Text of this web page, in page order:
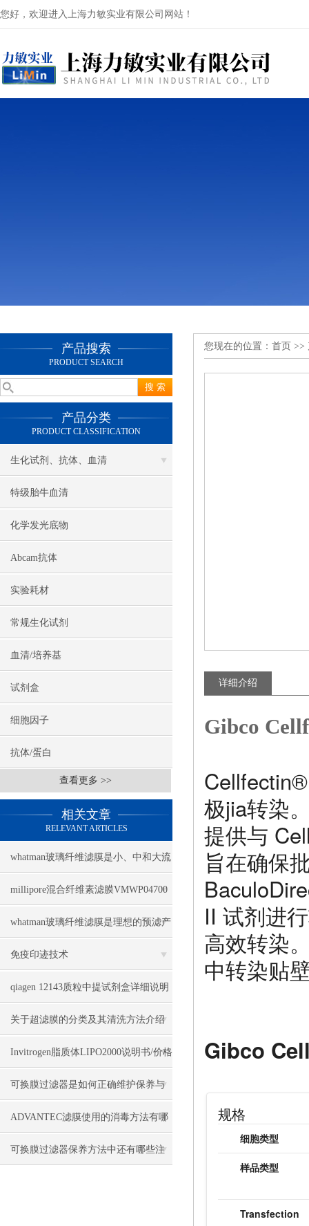
您好，欢迎进入上海力敏实业有限公司网站！
产品搜索
PRODUCT SEARCH
产品分类
PRODUCT CLASSIFICATION
生化试剂、抗体、血清
特级胎牛血清
化学发光底物
Abcam抗体
实验耗材
常规生化试剂
血清/培养基
试剂盒
细胞因子
抗体/蛋白
查看更多 >>
相关文章
RELEVANT ARTICLES
whatman玻璃纤维滤膜是小、中和大流
量手工法采样的理想滤膜
millipore混合纤维素滤膜VMWP04700
技术参数
whatman玻璃纤维滤膜是理想的预滤产
品
免疫印迹技术
qiagen 12143质粒中提试剂盒详细说明
关于超滤膜的分类及其清洗方法介绍
Invitrogen脂质体LIPO2000说明书/价格
可换膜过滤器是如何正确维护保养与
维护保养的？
ADVANTEC滤膜使用的消毒方法有哪
些
可换膜过滤器保养方法中还有哪些注
您现在的位置： 首页 >>
详细介绍
Gibco
极jia转染
提供与
旨在确保
II 试剂进
高效转染
中转染贴
Gibco
规格
细胞类型
样品类型
Transfection